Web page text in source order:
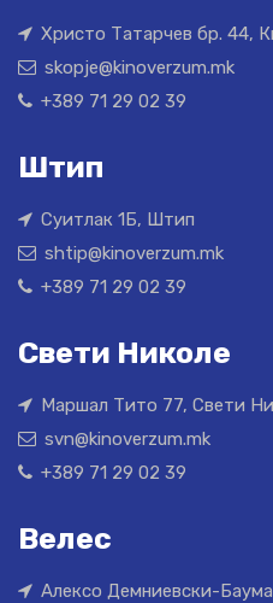
Христо Татарчев бр. 44,
skopje@kinoverzum.mk
+389 71 29 02 39
Штип
Суитлак 1Б, Штип
shtip@kinoverzum.mk
+389 71 29 02 39
Свети Николе
Маршал Тито 77, Свети
svn@kinoverzum.mk
+389 71 29 02 39
Велес
Алексо Демниевски-